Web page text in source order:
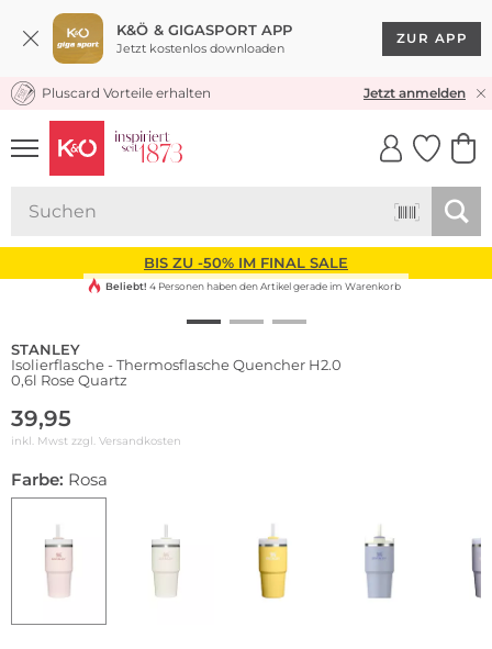
K&Ö & GIGASPORT APP
Jetzt kostenlos downloaden
ZUR APP
KOSTENLOSER VERSAND* & RÜCKVERSAND
Pluscard Vorteile erhalten Jetzt anmelden
UNSERE APP
CLICK &
BIS ZU -50% IM FINAL SALE
Beliebt! 4 Personen haben den Artikel gerade im Warenkorb
STANLEY
Isolierflasche - Thermosflasche Quencher H2.0
0,6l Rose Quartz
39,95
inkl. Mwst zzgl. Versandkosten
Farbe: Rosa